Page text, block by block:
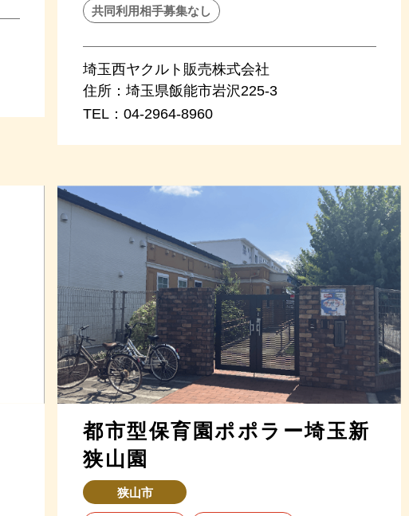
共同利用相手募集なし
埼玉西ヤクルト販売株式会社
住所：埼玉県飯能市岩沢225-3
TEL：04-2964-8960
都市型保育園ポポラー埼玉新
狭山園
狭山市